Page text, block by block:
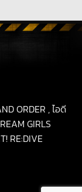
ORDER , ไอดี
GIRLS
RE:DIVE